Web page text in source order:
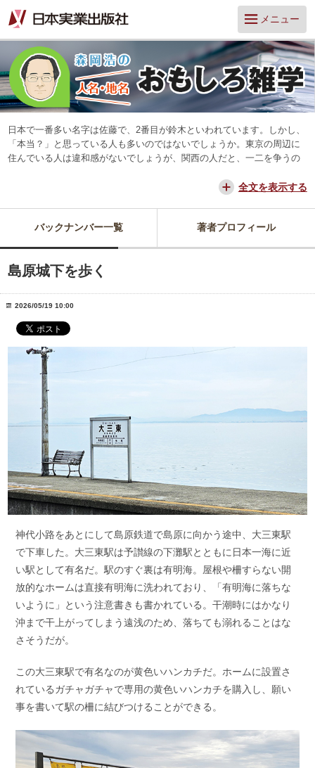
メニュー
日本で一番多い名字は佐藤で、2番目が鈴木といわれています。しかし、
「本当？」と思っている人も多いのではないでしょうか。東京の周辺に
住んでいる人は違和感がないでしょうが、関西の人だと、一二を争うの
交通が便利になって、東京からだと、離島や山中を除いてほとんどの所
思っています。
全文を表示する
バックナンバー一覧 著者プロフィール
島原城下を歩く
2026/05/19 10:00
神代小路をあとにして島原鉄道で島原に向かう途中、大三東駅
で下車した。大三東駅は予讃線の下灘駅とともに日本一海に近
い駅として有名だ。駅のすぐ裏は有明海。屋根や柵すらない開
放的なホームは直接有明海に洗われており、「有明海に落ちな
いように」という注意書きも書かれている。干潮時にはかなり
沖まで干上がってしまう遠浅のため、落ちても溺れることはな
さそうだが。
この大三東駅で有名なのが黄色いハンカチだ。ホームに設置さ
れているガチャガチャで専用の黄色いハンカチを購入し、願い
事を書いて駅の柵に結びつけることができる。